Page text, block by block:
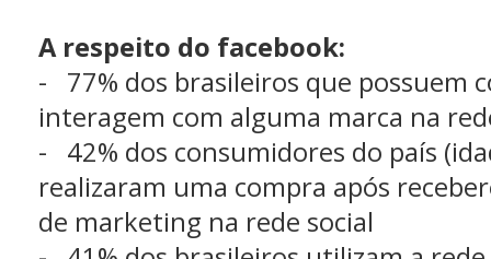
A respeito do facebook:
- 77% dos brasileiros que possuem
interagem com alguma marca na
- 42% dos consumidores do país
realizaram uma compra após
de marketing na rede social